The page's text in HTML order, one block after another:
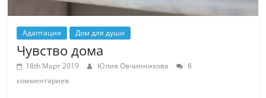
Адаптация Дом для души
Чувство дома
18th Март 2019 Юлия Овчинникова
8
комментариев